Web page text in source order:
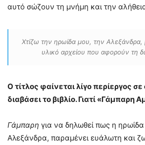
αυτό σώζουν τη μνήμη και την
Χτίζω την ηρωίδα μου, την
υλικό αρχείου που αφορούν τη
Ο τίτλος φαίνεται λίγο περίεργος
διαβάσει το βιβλίο. Γιατί «Γάμπαρη
Γάμπαρη για να δηλωθεί πως η ηρωίδα
Αλεξάνδρα, παραμένει ευάλωτη και